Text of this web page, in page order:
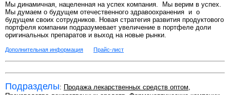
Мы динамичная, нацеленная на успех компания. Мы верим в успех.
Мы думаем о будущем отечественного здравоохранения и о
будущем своих сотрудников. Новая стратегия развития продуктового
портфеля компании подразумевает увеличение в портфеле доли
оригинальных препаратов и выход на новые рынки.
Дополнительная информация Прайс-лист
Подразделы: Продажа лекарственных средств оптом,